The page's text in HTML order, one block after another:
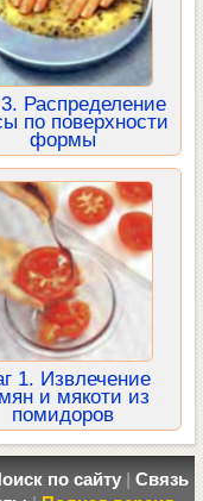
Распределение
по поверхности
формы
1. Извлечение
и мякоти из
помидоров
по сайту| Связь